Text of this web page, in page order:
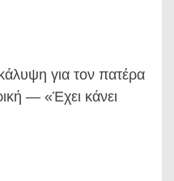
για τον πατέρα
— «Έχει κάνει